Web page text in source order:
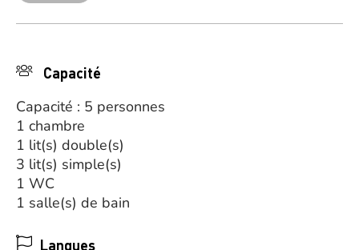
Capacité
Capacité : 5 personnes
1 chambre
1 lit(s) double(s)
3 lit(s) simple(s)
1 WC
1 salle(s) de bain
Langues